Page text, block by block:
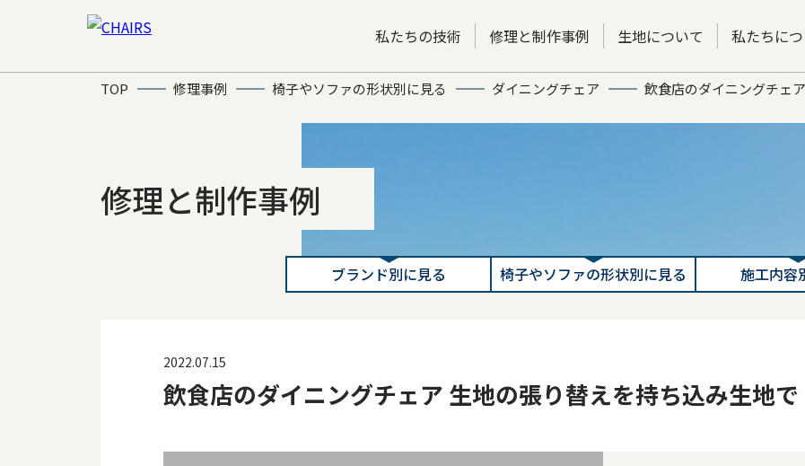
私たちの技術 修理と制作事例 生地について 私たちに
TOP 修理事例 椅子やソファの形状別に見る ダイニングチェア 飲食店のダイニングチェ
修理と制作事例
ブランド別に見る 椅子やソファの形状別に見る 施工内容
2022.07.15
飲食店のダイニングチェア 生地の張り替えを持ち込み生地で